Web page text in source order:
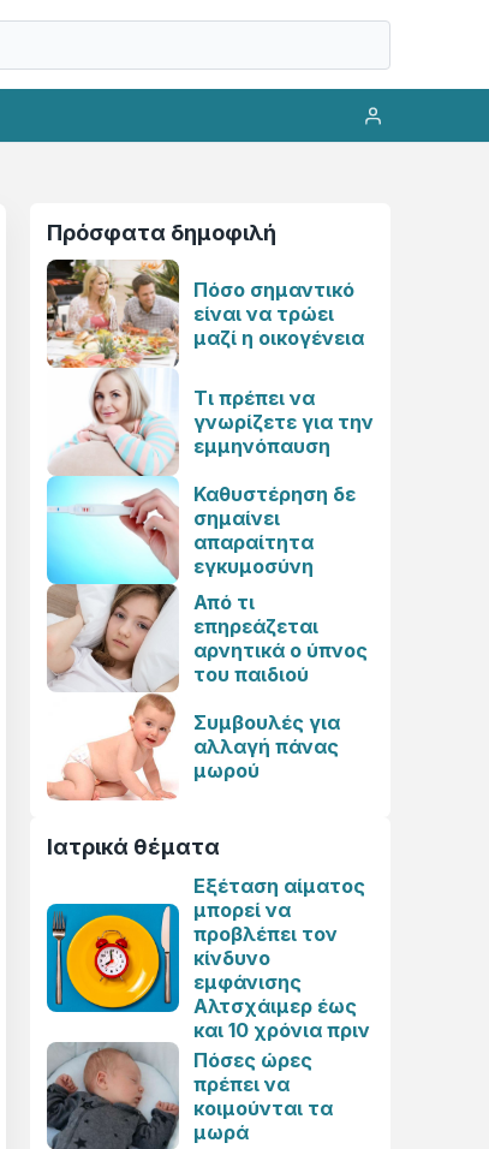
Πρόσφατα δημοφιλή
Πόσο σημαντικό
είναι να τρώει
μαζί η οικογένεια
Τι πρέπει να
γνωρίζετε για την
εμμηνόπαυση
Καθυστέρηση δε
σημαίνει
απαραίτητα
εγκυμοσύνη
Από τι
επηρεάζεται
αρνητικά ο ύπνος
του παιδιού
Συμβουλές για
αλλαγή πάνας
μωρού
Ιατρικά θέματα
Εξέταση αίματος
μπορεί να
προβλέπει τον
κίνδυνο
εμφάνισης
Αλτσχάιμερ έως
και 10 χρόνια πριν
Πόσες ώρες
πρέπει να
κοιμούνται τα
μωρά